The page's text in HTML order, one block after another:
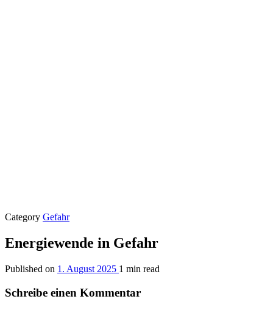
Category Gefahr
Energiewende in Gefahr
Published on 1. August 2025 1 min read
Schreibe einen Kommentar